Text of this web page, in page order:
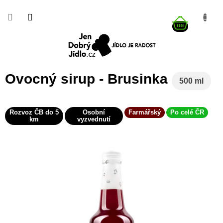
obsah
Ovocný sirup - Brusinka 500 ml
Rozvoz ČB do 5
km
Osobní
vyzvednutí
Farmářský Po celé ČR